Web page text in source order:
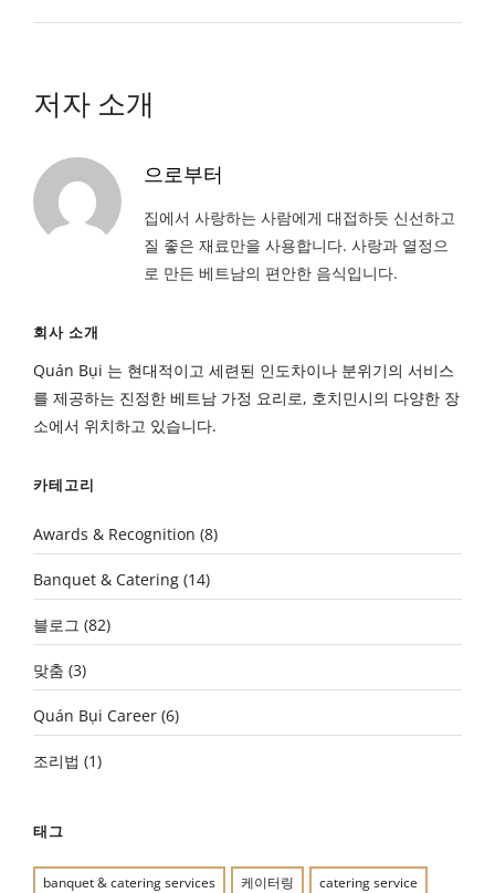
저자 소개
으로부터
집에서 사랑하는 사람에게 대접하듯 신선하고
질 좋은 재료만을 사용합니다. 사랑과 열정으
로 만든 베트남의 편안한 음식입니다.
회사 소개
Quán Bụi 는 현대적이고 세련된 인도차이나 분위기의 서비스
를 제공하는 진정한 베트남 가정 요리로, 호치민시의 다양한 장
소에서 위치하고 있습니다.
카테고리
Awards & Recognition (8)
Banquet & Catering (14)
블로그 (82)
맞춤 (3)
Quán Bụi Career (6)
조리법 (1)
태그
banquet & catering services 케이터링
catering service